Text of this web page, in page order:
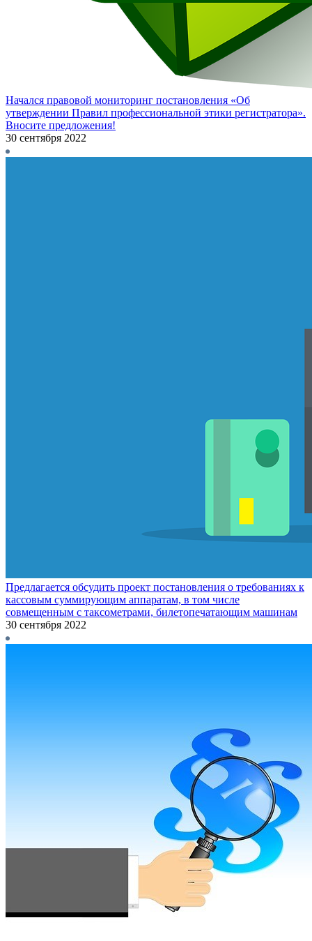
Начался правовой мониторинг постановления «Об
утверждении Правил профессиональной этики регистратора».
Вносите предложения!
30 сентября 2022
Предлагается обсудить проект постановления о требованиях к
кассовым суммирующим аппаратам, в том числе
совмещенным с таксометрами, билетопечатающим машинам
30 сентября 2022